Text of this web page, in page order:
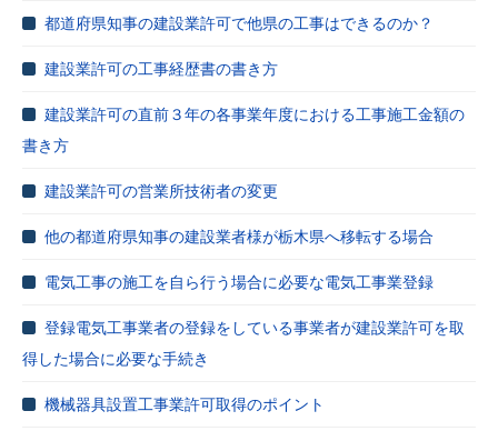
都道府県知事の建設業許可で他県の工事はできるのか？
建設業許可の工事経歴書の書き方
建設業許可の直前３年の各事業年度における工事施工金額の
書き方
建設業許可の営業所技術者の変更
他の都道府県知事の建設業者様が栃木県へ移転する場合
電気工事の施工を自ら行う場合に必要な電気工事業登録
登録電気工事業者の登録をしている事業者が建設業許可を取
得した場合に必要な手続き
機械器具設置工事業許可取得のポイント